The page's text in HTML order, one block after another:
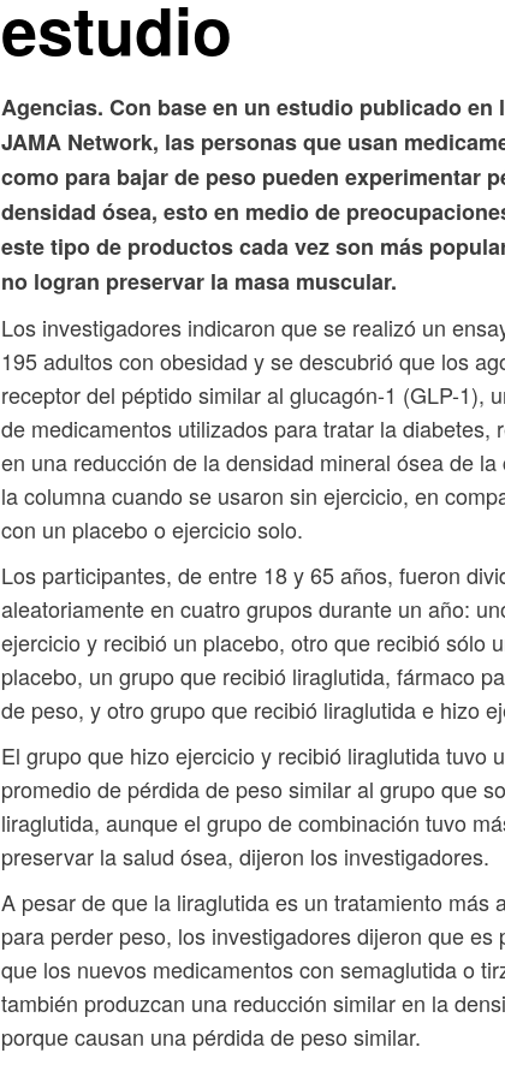
estudio
Agencias. Con base en un estudio publicado en
JAMA Network, las personas que usan
como para bajar de peso pueden experimentar
densidad ósea, esto en medio de
este tipo de productos cada vez son más
no logran preservar la masa muscular.
Los investigadores indicaron que se realizó un
195 adultos con obesidad y se descubrió que los
receptor del péptido similar al glucagón-1 (GLP-1),
de medicamentos utilizados para tratar la diabetes,
en una reducción de la densidad mineral ósea de la
la columna cuando se usaron sin ejercicio, en
con un placebo o ejercicio solo.
Los participantes, de entre 18 y 65 años, fueron
aleatoriamente en cuatro grupos durante un año:
ejercicio y recibió un placebo, otro que recibió sólo
placebo, un grupo que recibió liraglutida, fármaco
de peso, y otro grupo que recibió liraglutida e hizo
El grupo que hizo ejercicio y recibió liraglutida tuvo
promedio de pérdida de peso similar al grupo que
liraglutida, aunque el grupo de combinación tuvo
preservar la salud ósea, dijeron los investigadores.
A pesar de que la liraglutida es un tratamiento más
para perder peso, los investigadores dijeron que es
que los nuevos medicamentos con semaglutida o
también produzcan una reducción similar en la
porque causan una pérdida de peso similar.